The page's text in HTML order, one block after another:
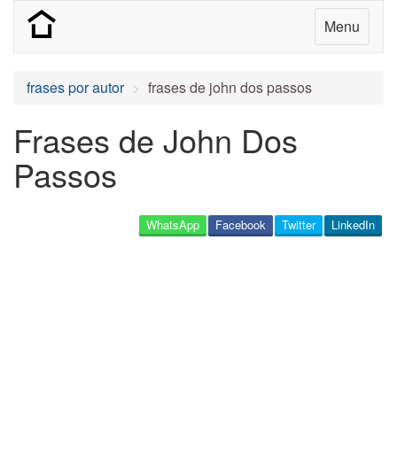
Menu
frases por autor frases de john dos passos
Frases de John Dos
Passos
LinkedIn
Twitter
Facebook
WhatsApp